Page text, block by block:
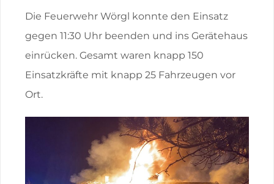
Die Feuerwehr Wörgl konnte den Einsatz
gegen 11:30 Uhr beenden und ins Gerätehaus
einrücken. Gesamt waren knapp 150
Einsatzkräfte mit knapp 25 Fahrzeugen vor
Ort.